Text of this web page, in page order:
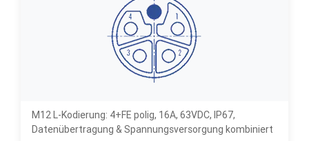
M12 L-Kodierung: 4+FE polig, 16A, 63VDC, IP67,
Datenübertragung & Spannungsversorgung kombiniert